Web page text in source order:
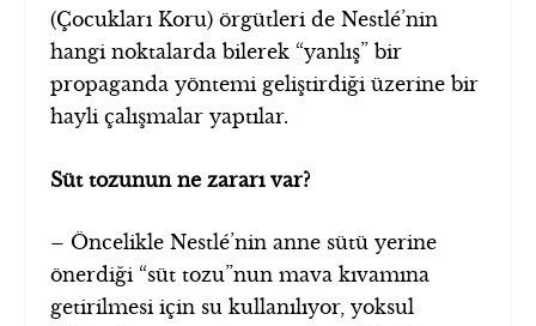
(Çocukları Koru) örgütleri de Nestlé’nin
hangi noktalarda bilerek “yanlış” bir
propaganda yöntemi geliştirdiği üzerine bir
hayli çalışmalar yaptılar.
Süt tozunun ne zararı var?
– Öncelikle Nestlé’nin anne sütü yerine
önerdiği “süt tozu”nun mava kıvamına
getirilmesi için su kullanılıyor, yoksul